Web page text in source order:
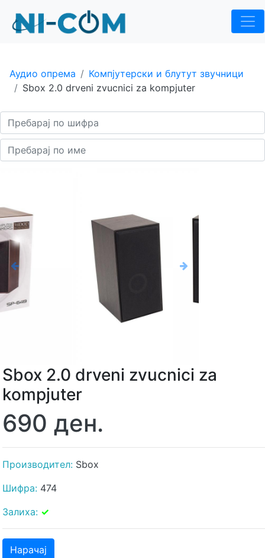
Аудио опрема
Компјутерски и блутут звучници
Sbox 2.0 drveni zvucnici za kompjuter
Previous Next
Sbox 2.0 drveni zvucnici za
kompjuter
690 ден.
Производител: Sbox
Шифра: 474
Залиха: ✓
Нарачај